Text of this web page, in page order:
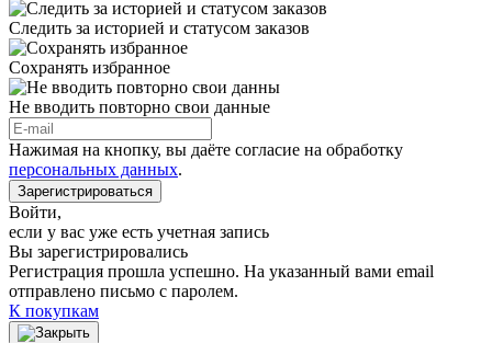
Следить за историей и статусом заказов
Сохранять избранное
Не вводить повторно свои данные
Нажимая на кнопку, вы даёте согласие на обработку
персональных данных.
Зарегистрироваться
Войти,
если у вас уже есть учетная запись
Вы зарегистрировались
Регистрация прошла успешно. На указанный вами email
отправлено письмо с паролем.
К покупкам